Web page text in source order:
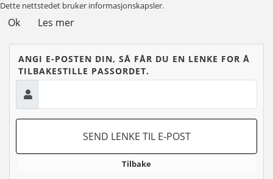
Dette nettstedet bruker informasjonskapsler.
Ok Les mer
ANGI E-POSTEN DIN, SÅ FÅR DU EN LENKE FOR Å
TILBAKESTILLE PASSORDET.
SEND LENKE TIL E-POST
Tilbake